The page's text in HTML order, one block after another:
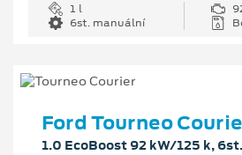
1 l
6st. manuální
Ford Tourneo
1.0 EcoBoost 92 kW/125 k,